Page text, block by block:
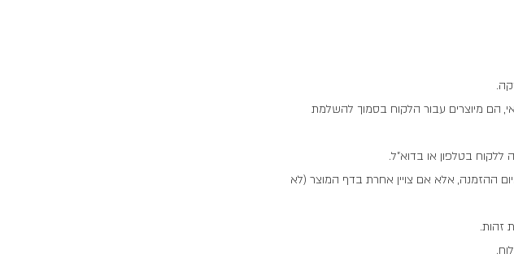
הם מיוצרים עבור הלקוח בסמוך להשלמת
ללקוח בטלפון או בדוא"ל.
ללקוח תתבצע תוך 14 ימי עסקים מיום ההזמנה, אלא אם צויין אחרת בדף המוצר (לא
זהות.